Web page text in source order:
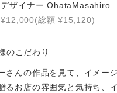
デザイナーOhataMasahiro
¥12,000(総額 ¥15,120)
のこだわり
さんの作品を見て、イメー
るお店の雰囲気と気持ち、